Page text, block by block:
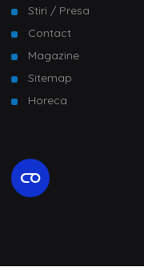
Stiri / Presa
Contact
Magazine
Sitemap
Horeca